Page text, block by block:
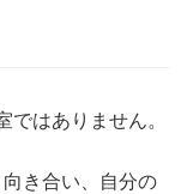
はありません。
き合い、自分の